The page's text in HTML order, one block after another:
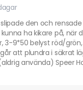
den och
ha kikare på, när
3-9*50 belyst röd/
att plundra i säkrat
använda) Speer